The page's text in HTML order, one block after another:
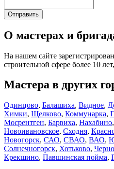
О мастерах и
На нашем сайте
строительной сфере более 10
Мастера в других
Одинцово, Балашиха, Видное,
Химки, Щелково, Коммунарка,
Мосрентген, Барвиха, Нахабино,
Новоивановское, Сходня,
Новогорск, САО, СВАО, ВАО,
Солнечногорск, Хотьково,
Крекшино, Павшинская пойма,